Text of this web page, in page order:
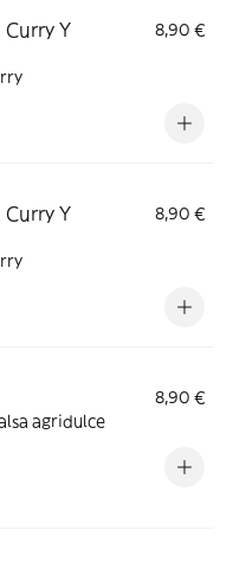
Curry Y
8,90 €
Curry Y
8,90 €
8,90 €
agridulce